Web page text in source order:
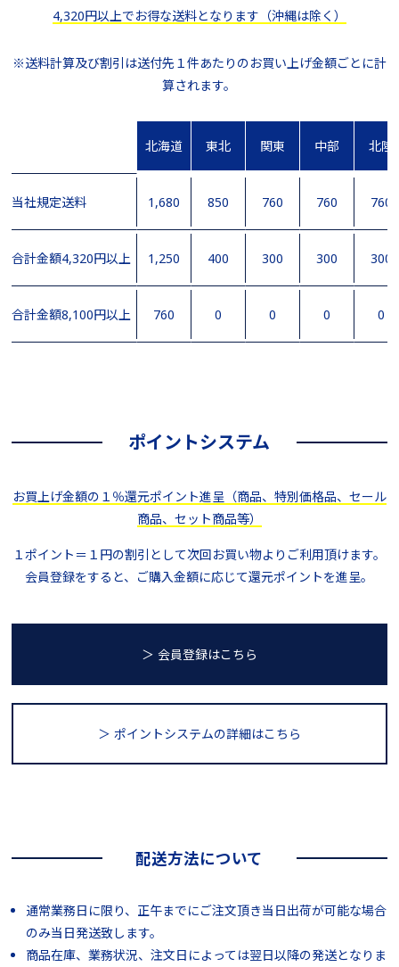
4,320円以上でお得な送料となります（沖縄は除く）
※送料計算及び割引は送付先１件あたりのお買い上げ金額ごとに計
算されます。
北海道 東北 関東 中部 北陸
当社規定送料 1,680 850 760 760 760
合計金額4,320円以上 1,250 400 300 300 300
合計金額8,100円以上 760 0 0 0 0
ポイントシステム
お買上げ金額の１％還元ポイント進呈（商品、特別価格品、セール
商品、セット商品等）
１ポイント＝１円の割引として次回お買い物よりご利用頂けます。
会員登録をすると、ご購入金額に応じて還元ポイントを進呈。
＞ 会員登録はこちら
＞ ポイントシステムの詳細はこちら
配送方法について
通常業務日に限り、正午までにご注文頂き当日出荷が可能な場合
のみ当日発送致します。
商品在庫、業務状況、注文日によっては翌日以降の発送となりま